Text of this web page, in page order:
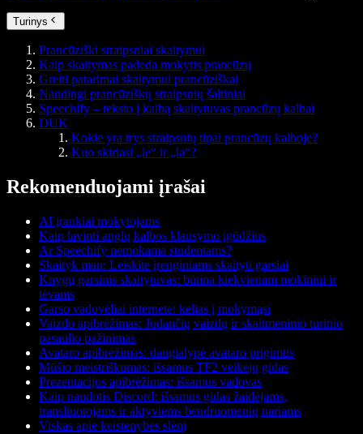
Turinys
Prancūziški straipsniai skaitymui
Kaip skaitymas padeda mokytis prancūzų
Greiti patarimai skaitymui prancūziškai
Naudingi prancūziškų straipsnių šaltiniai
Speechify – teksto į kalbą skaitytuvas prancūzų kalbai
DUK
Kokie yra trys straipsnių tipai prancūzų kalboje?
Kuo skiriasi „le“ ir „la“?
Rekomenduojami įrašai
AI įrankiai mokytojams
Kaip lavinti anglų kalbos klausymo įgūdžius
Ar Speechify nemokama studentams?
Skaityk man: Leiskite įrenginiams skaityti garsiai
Knygų garsinis skaitytuvas: būtina kiekvienam mokiniui ir
tėvams
Garso vadovėliai internete: kelias į mokymąsi
Vaizdo apibrėžimas: Judančių vaizdų ir skaitmeninio turinio
pasaulio pažinimas
Avataro apibrėžimas: daugialypė avataro prigimtis
Mūšio meistriškumas: išsamus TF2 veikėjų gidas
Prezentacijos apibrėžimas: išsamus vadovas
Kaip naudotis Discord: išsamus gidas žaidėjams,
transliuotojams ir aktyviems bendruomenių nariams
Viskas apie keistenybės slėnį